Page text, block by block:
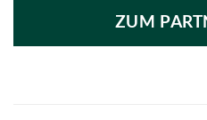
ZUM